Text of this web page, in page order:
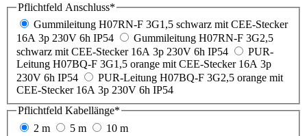
Pflichtfeld Anschluss*
Gummileitung H07RN-F 3G1,5 schwarz mit CEE-Stecker
16A 3p 230V 6h IP54
Gummileitung H07RN-F 3G2,5
schwarz mit CEE-Stecker 16A 3p 230V 6h IP54
PUR-
Leitung H07BQ-F 3G1,5 orange mit CEE-Stecker 16A 3p
230V 6h IP54
PUR-Leitung H07BQ-F 3G2,5 orange mit
CEE-Stecker 16A 3p 230V 6h IP54
Pflichtfeld Kabellänge*
2 m
5 m 10 m